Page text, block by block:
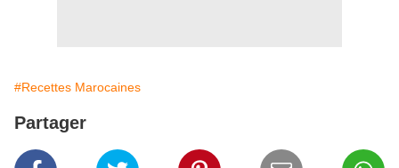
#Recettes Marocaines
Partager